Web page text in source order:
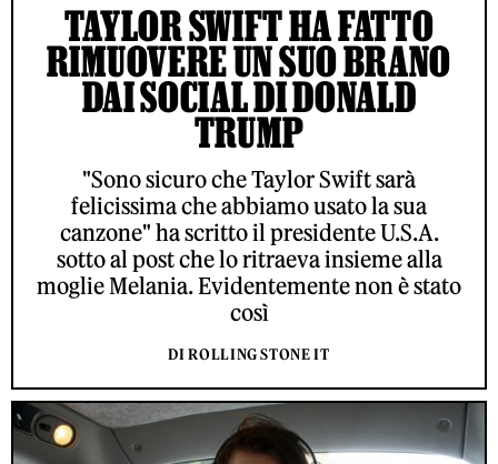
TAYLOR SWIFT HA FATTO
RIMUOVERE UN SUO BRANO
DAI SOCIAL DI DONALD
TRUMP
"Sono sicuro che Taylor Swift sarà
felicissima che abbiamo usato la sua
canzone" ha scritto il presidente U.S.A.
sotto al post che lo ritraeva insieme alla
moglie Melania. Evidentemente non è stato
così
DI ROLLING STONE IT